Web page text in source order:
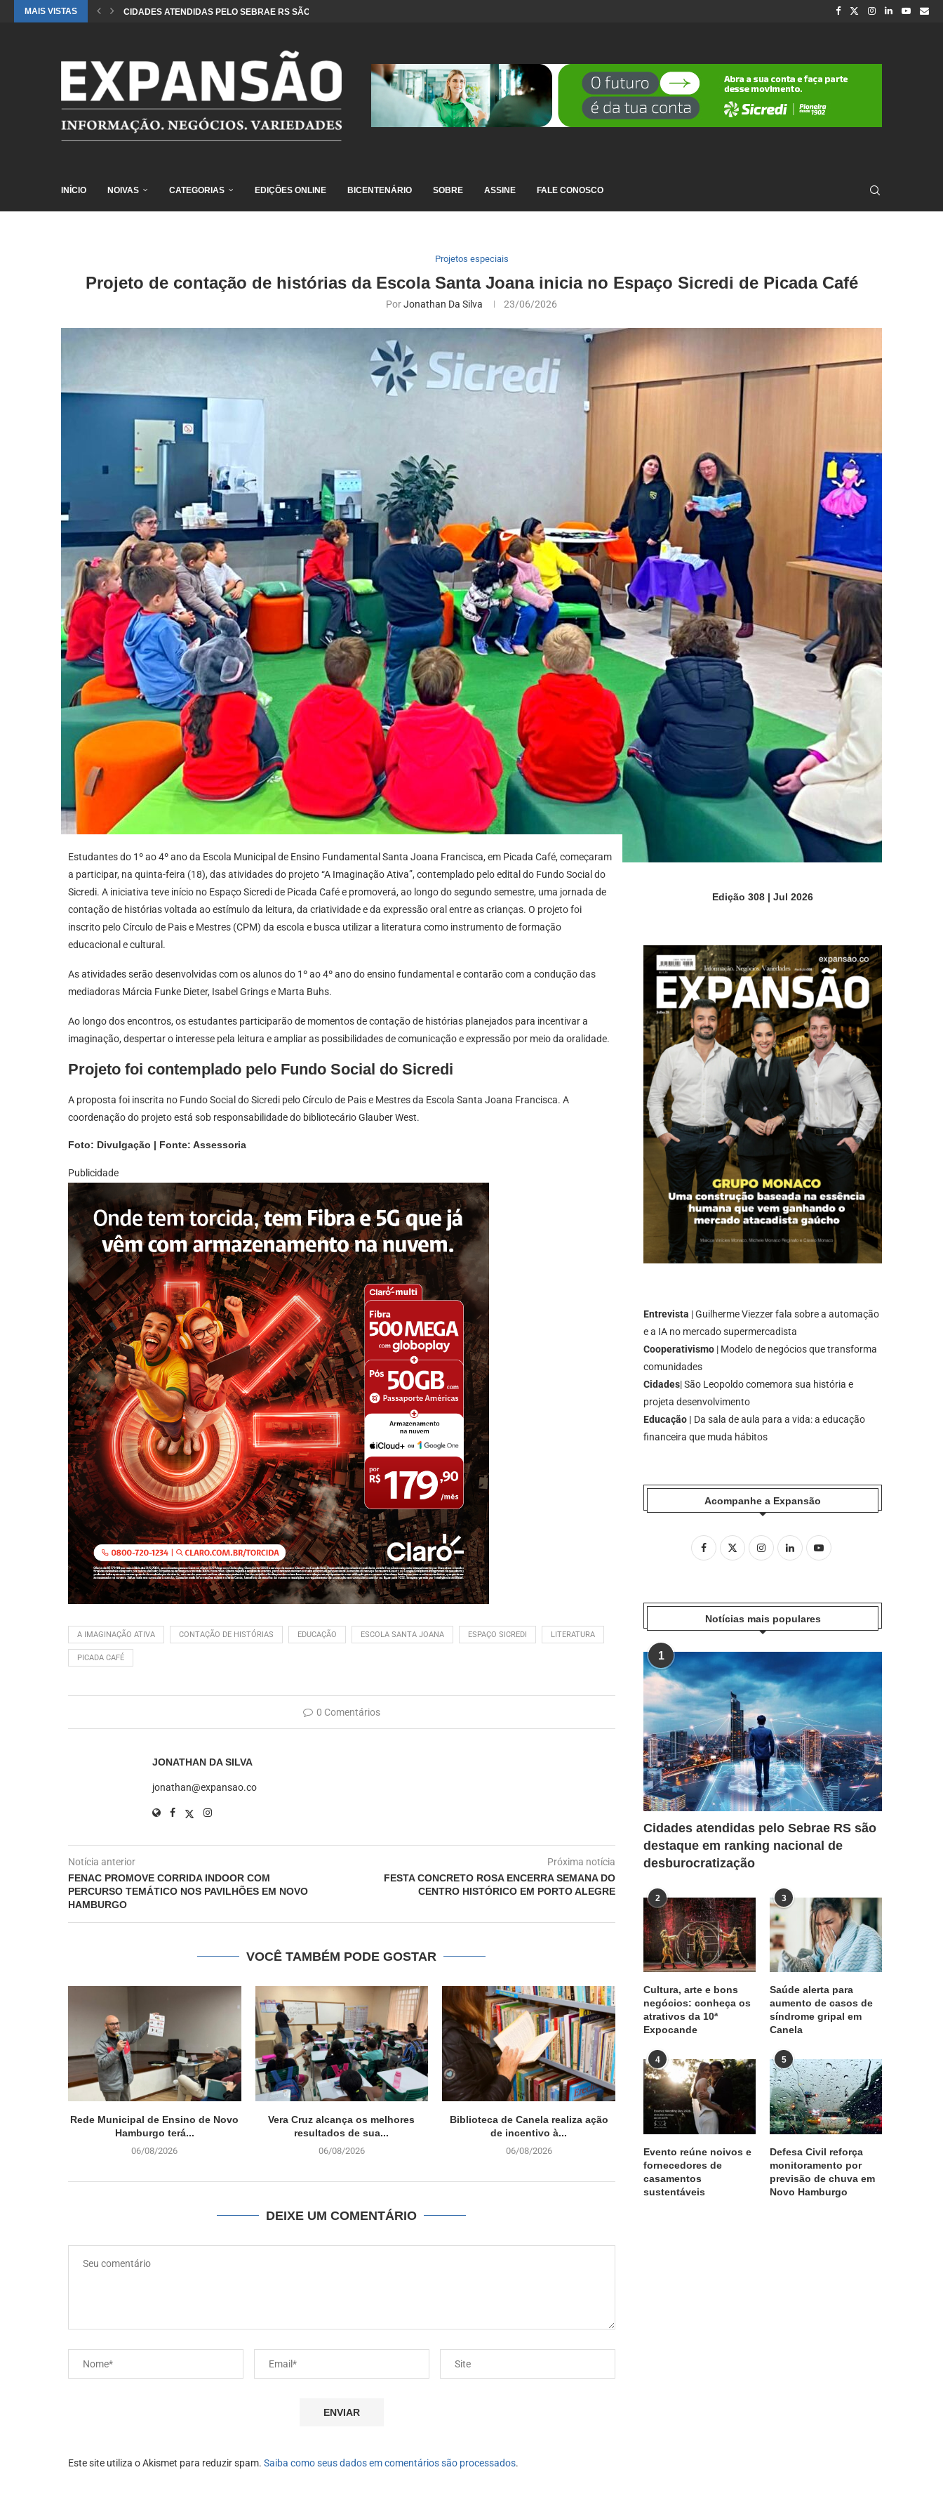
MAIS VISTAS CIDADES ATENDIDAS PELO SEBRAE RS SÃO DESTAQUE EM RANKING NACIONAL...
INÍCIO NOIVAS CATEGORIAS EDIÇÕES ONLINE BICENTENÁRIO SOBRE ASSINE FALE CONOSCO
Projetos especiais
Projeto de contação de histórias da Escola Santa Joana inicia no Espaço Sicredi de Picada Café
PorJonathan Da Silva 23/06/2026
Estudantes do 1º ao 4º ano da Escola Municipal de Ensino Fundamental Santa Joana Francisca, em Picada Café, começaram
a participar, na quinta-feira (18), das atividades do projeto “A Imaginação Ativa”, contemplado pelo edital do Fundo Social do
Sicredi. A iniciativa teve início no Espaço Sicredi de Picada Café e promoverá, ao longo do segundo semestre, uma jornada de
contação de histórias voltada ao estímulo da leitura, da criatividade e da expressão oral entre as crianças. O projeto foi
inscrito pelo Círculo de Pais e Mestres (CPM) da escola e busca utilizar a literatura como instrumento de formação
educacional e cultural.
As atividades serão desenvolvidas com os alunos do 1º ao 4º ano do ensino fundamental e contarão com a condução das
mediadoras Márcia Funke Dieter, Isabel Grings e Marta Buhs.
Ao longo dos encontros, os estudantes participarão de momentos de contação de histórias planejados para incentivar a
imaginação, despertar o interesse pela leitura e ampliar as possibilidades de comunicação e expressão por meio da oralidade.
Projeto foi contemplado pelo Fundo Social do Sicredi
A proposta foi inscrita no Fundo Social do Sicredi pelo Círculo de Pais e Mestres da Escola Santa Joana Francisca. A
coordenação do projeto está sob responsabilidade do bibliotecário Glauber West.
Foto: Divulgação | Fonte: Assessoria
Publicidade
A IMAGINAÇÃO ATIVA CONTAÇÃO DE HISTÓRIAS EDUCAÇÃO ESCOLA SANTA JOANA ESPAÇO SICREDI LITERATURA
PICADA CAFÉ
0 Comentários
JONATHAN DA SILVA
jonathan@expansao.co
Notícia anterior
FENAC PROMOVE CORRIDA INDOOR COM
PERCURSO TEMÁTICO NOS PAVILHÕES EM NOVO
HAMBURGO
Próxima notícia
FESTA CONCRETO ROSA ENCERRA SEMANA DO
CENTRO HISTÓRICO EM PORTO ALEGRE
VOCÊ TAMBÉM PODE GOSTAR
Rede Municipal de Ensino de Novo
Hamburgo terá...
06/08/2026
Vera Cruz alcança os melhores
resultados de sua...
06/08/2026
Biblioteca de Canela realiza ação
de incentivo à...
06/08/2026
DEIXE UM COMENTÁRIO
Este site utiliza o Akismet para reduzir spam. Saiba como seus dados em comentários são processados.
Edição 308 | Jul 2026
Entrevista | Guilherme Viezzer fala sobre a automação
e a IA no mercado supermercadista
Cooperativismo | Modelo de negócios que transforma
comunidades
Cidades| São Leopoldo comemora sua história e
projeta desenvolvimento
Educação | Da sala de aula para a vida: a educação
financeira que muda hábitos
Acompanhe a Expansão
Notícias mais populares
1
Cidades atendidas pelo Sebrae RS são
destaque em ranking nacional de
desburocratização
2
Cultura, arte e bons
negócios: conheça os
atrativos da 10ª
Expocande
3
Saúde alerta para
aumento de casos de
síndrome gripal em
Canela
4
Evento reúne noivos e
fornecedores de
casamentos
sustentáveis
5
Defesa Civil reforça
monitoramento por
previsão de chuva em
Novo Hamburgo